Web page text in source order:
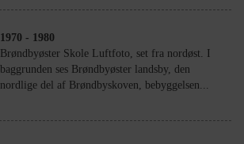
1970 - 1980
Brøndbyøster Skole Luftfoto, set fra nordøst. I
baggrunden ses Brøndbyøster landsby, den
nordlige del af Brøndbyskoven, bebyggelsen...